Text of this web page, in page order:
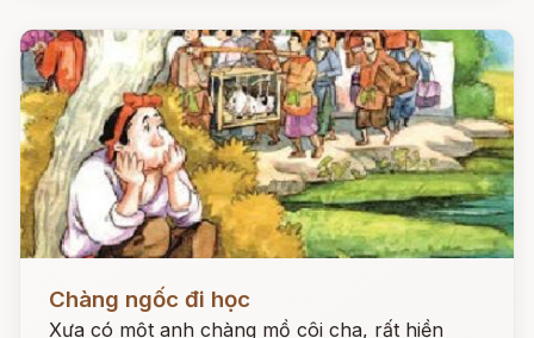
Chàng ngốc đi học
Xưa có một anh chàng mồ côi cha, rất hiền